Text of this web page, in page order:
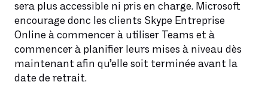
sera plus accessible ni pris en charge. Microsoft
encourage donc les clients Skype Entreprise
Online à commencer à utiliser Teams et à
commencer à planifier leurs mises à niveau dès
maintenant afin qu’elle soit terminée avant la
date de retrait.